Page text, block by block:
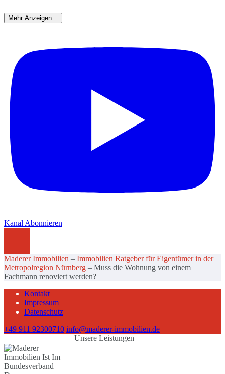
Mehr Anzeigen…
Kanal Abonnieren
Maderer Immobilien – Immobilien Ratgeber für Eigentümer in der
Metropolregion Nürnberg – Muss die Wohnung von einem
Fachmann renoviert werden?
Kontakt
Impressum
Datenschutz
+49 911 92300710 info@maderer-immobilien.de
Unsere Leistungen